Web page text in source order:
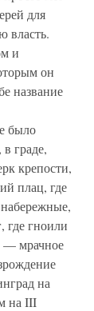
для
власть.
и
он
название
было
граде,
крепости,
плац, где
где гноили
— мрачное
на
на III